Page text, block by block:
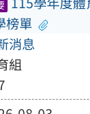
榜單
消息
組